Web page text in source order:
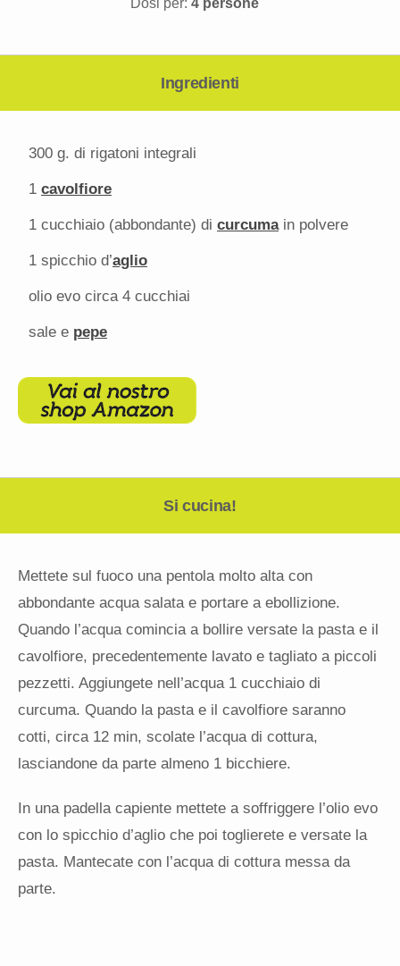
Ingredienti
300 g. di rigatoni integrali
1 cavolfiore
1 cucchiaio (abbondante) di curcumain polvere
1 spicchio d’aglio
olio evo circa 4 cucchiai
sale e pepe
Si cucina!
Mettete sul fuoco una pentola molto alta con
abbondante acqua salata e portare a ebollizione.
Quando l’acqua comincia a bollire versate la pasta e il
cavolfiore, precedentemente lavato e tagliato a piccoli
pezzetti. Aggiungete nell’acqua 1 cucchiaio di
curcuma. Quando la pasta e il cavolfiore saranno
cotti, circa 12 min, scolate l’acqua di cottura,
lasciandone da parte almeno 1 bicchiere.
In una padella capiente mettete a soffriggere l’olio evo
con lo spicchio d’aglio che poi toglierete e versate la
pasta. Mantecate con l’acqua di cottura messa da
parte.